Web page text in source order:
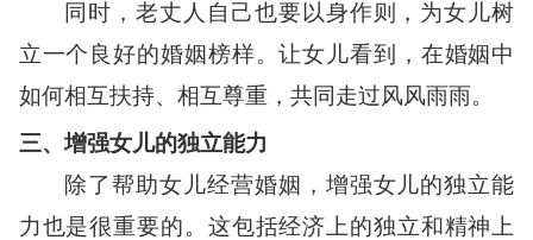
同时，老丈人自己也要以身作则，为女儿树
立一个良好的婚姻榜样。让女儿看到，在婚姻中
如何相互扶持、相互尊重，共同走过风风雨雨。
三、增强女儿的独立能力
除了帮助女儿经营婚姻，增强女儿的独立能
力也是很重要的。这包括经济上的独立和精神上